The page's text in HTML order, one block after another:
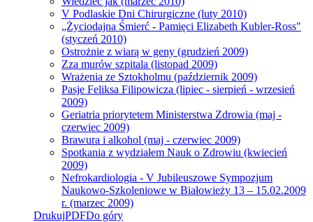
V Podlaskie Dni Chirurgiczne (luty 2010)
„Życiodajna Śmierć - Pamięci Elizabeth Kubler-Ross"
(styczeń 2010)
Ostrożnie z wiarą w geny (grudzień 2009)
Zza murów szpitala (listopad 2009)
Wrażenia ze Sztokholmu (październik 2009)
Pasje Feliksa Filipowicza (lipiec - sierpień - wrzesień
2009)
Geriatria priorytetem Ministerstwa Zdrowia (maj -
czerwiec 2009)
Brawura i alkohol (maj - czerwiec 2009)
Spotkania z wydziałem Nauk o Zdrowiu (kwiecień
2009)
Nefrokardiologia - V Jubileuszowe Sympozjum
Naukowo-Szkoleniowe w Białowieży 13 – 15.02.2009
r. (marzec 2009)
DrukujPDFDo góry